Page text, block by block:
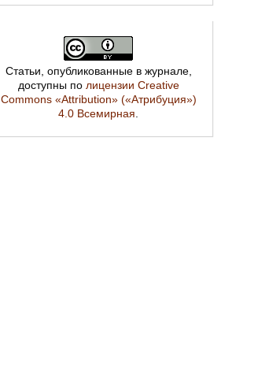
Статьи, опубликованные в журнале,
доступны по лицензии Creative
Commons «Attribution» («Атрибуция»)
4.0 Всемирная